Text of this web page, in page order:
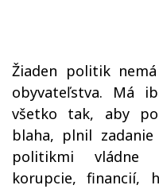
Žiaden politik
obyvateľstva. Má
všetko tak, aby
blaha, plnil
politikmi vládne
korupcie, financií,